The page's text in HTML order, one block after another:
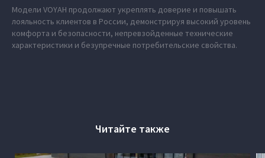
Модели VOYAH продолжают укреплять доверие и повышать
лояльность клиентов в России, демонстрируя высокий уровень
комфорта и безопасности, непревзойденные технические
характеристики и безупречные потребительские свойства.
Читайте также